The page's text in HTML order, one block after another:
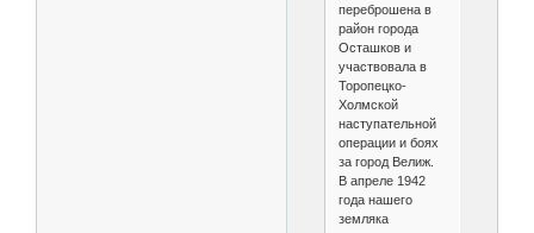
переброшена в
район города
Осташков и
участвовала в
Торопецко-
Холмской
наступательной
операции и боях
за город Велиж.
В апреле 1942
года нашего
земляка